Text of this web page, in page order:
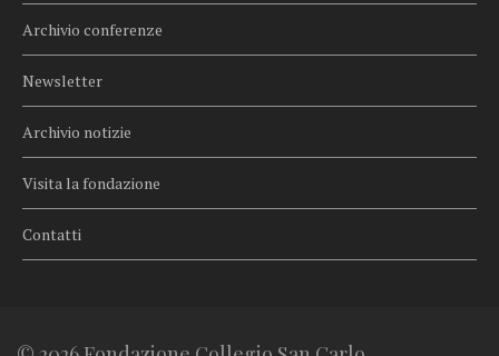
Archivio conferenze
Newsletter
Archivio notizie
Visita la fondazione
Contatti